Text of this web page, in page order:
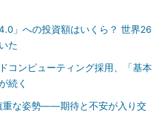
」への投資額はいくら？ 世界26
た
コンピューティング採用、「基本
続く
重な姿勢――期待と不安が入り交